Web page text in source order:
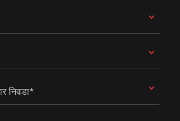
निवडा*